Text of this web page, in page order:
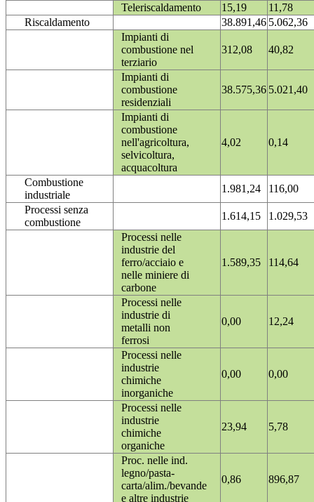
Teleriscaldamento 15,19
11,78
Riscaldamento
38.891,46 5.062,36
Impianti di
combustione nel
terziario
312,08 40,82
Impianti di
combustione
residenziali
38.575,36 5.021,40
Impianti di
combustione
nell'agricoltura,
selvicoltura,
acquacoltura
4,02 0,14
Combustione
industriale
1.981,24
116,00
Processi senza
combustione
1.614,15
1.029,53
Processi nelle
industrie del
ferro/acciaio e
nelle miniere di
carbone
1.589,35 114,64
Processi nelle
industrie di
metalli non
ferrosi
0,00 12,24
Processi nelle
industrie
chimiche
inorganiche
0,00 0,00
Processi nelle
industrie
chimiche
organiche
23,94 5,78
Proc. nelle ind.
legno/pasta-
carta/alim./bevande
e altre industrie
0,86 896,87